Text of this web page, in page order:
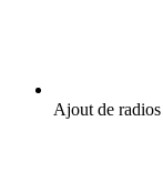
Ajout de